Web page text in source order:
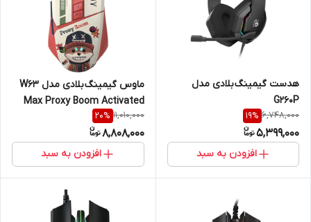
هدست گیمینگ بلادی مدل
G260P
6,748,000
19%
5,399,000
افزودن به سبد
ماوس گیمینگ بلادی مدل W63
Max Proxy Boom Activated
11,010,000
20%
8,808,000
افزودن به سبد